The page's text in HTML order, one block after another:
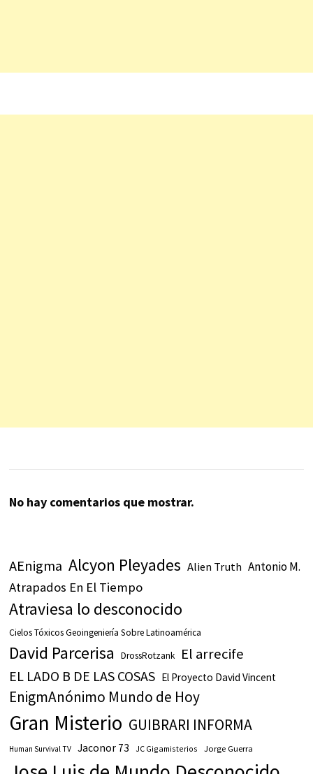
No hay comentarios que mostrar.
AEnigma Alcyon Pleyades Alien Truth Antonio M.
Atrapados En El Tiempo
Atraviesa lo desconocido
Cielos Tóxicos Geoingeniería Sobre Latinoamérica
David Parcerisa DrossRotzank El arrecife
EL LADO B DE LAS COSAS El Proyecto David Vincent
EnigmAnónimo Mundo de Hoy
Gran Misterio GUIBRARI INFORMA
Human Survival TV Jaconor 73 JC Gigamisterios Jorge Guerra